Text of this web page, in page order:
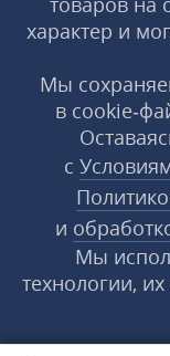
характер и
Мы
в
с
и
Мы
технологии,